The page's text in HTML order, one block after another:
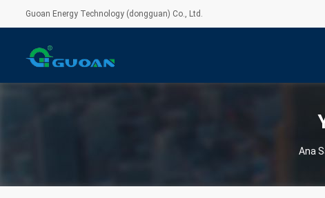
Guoan Energy Technology (dongguan) Co., Ltd.
Ana